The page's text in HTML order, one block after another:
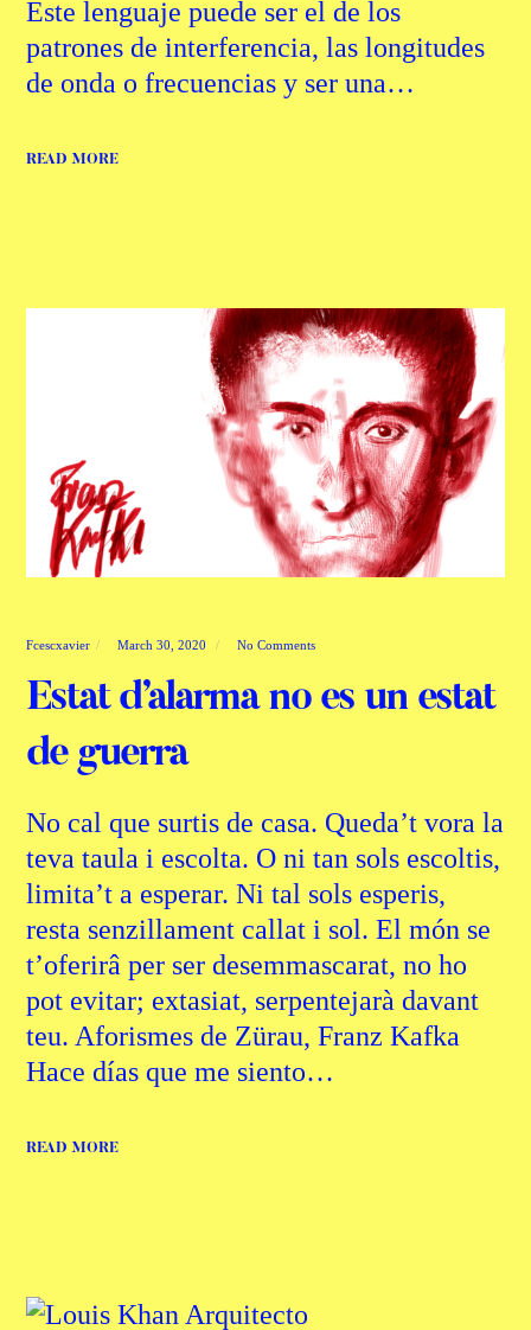
Este lenguaje puede ser el de los
patrones de interferencia, las longitudes
de onda o frecuencias y ser una…
READ MORE
Fcescxavier March 30, 2020 No Comments
Estat d’alarma no es un estat
de guerra
No cal que surtis de casa. Queda’t vora la
teva taula i escolta. O ni tan sols escoltis,
limita’t a esperar. Ni tal sols esperis,
resta senzillament callat i sol. El món se
t’oferirâ per ser desemmascarat, no ho
pot evitar; extasiat, serpentejarà davant
teu. Aforismes de Zürau, Franz Kafka
Hace días que me siento…
READ MORE